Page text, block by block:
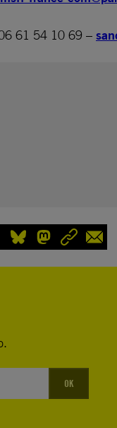
61 54 10 69 –
OK